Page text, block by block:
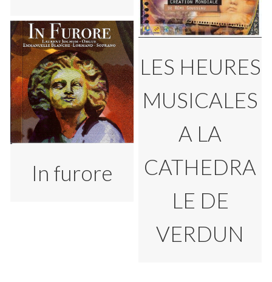
LES HEURES
MUSICALES
A LA
CATHEDRA
LE DE
VERDUN
In furore